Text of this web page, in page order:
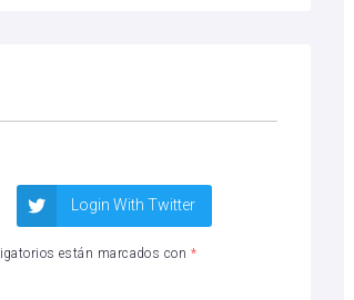
Login With Twitter
están marcados con *